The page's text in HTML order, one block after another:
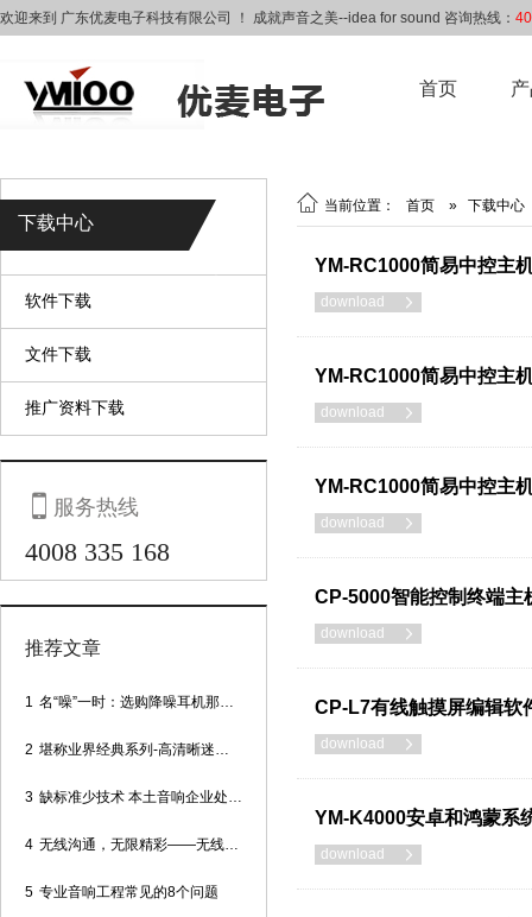
欢迎来到 广东优麦电子科技有限公司 ！ 成就声音之美--idea for sound 咨询热线：
首页
下载中心
软件下载
文件下载
推广资料下载
 服务热线
4008 335 168
推荐文章
1 名“噪”一时：选购降噪耳机那些事
2 堪称业界经典系列-高清晰迷你型头戴话筒
3 缺标准少技术 本土音响企业处境尴尬
4 无线沟通，无限精彩——无线会议话筒
5 专业音响工程常见的8个问题
 当前位置： 首页 » 下载中心
YM-RC1000简易中控主
download 
YM-RC1000简易中控主
download 
YM-RC1000简易中控主
download 
CP-5000智能控制终端主
download 
CP-L7有线触摸屏编辑软
download 
YM-K4000安卓和鸿蒙系
download 